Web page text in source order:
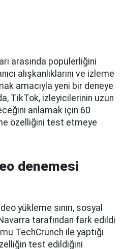
arasında popülerliğini
alışkanlıklarını ve izleme
amacıyla yeni bir deneye
TikTok, izleyicilerinin uzun
anlamak için 60
özelliğini test etmeye
denemesi
yükleme sınırı, sosyal
tarafından fark edildi
TechCrunch ile yaptığı
test edildiğini